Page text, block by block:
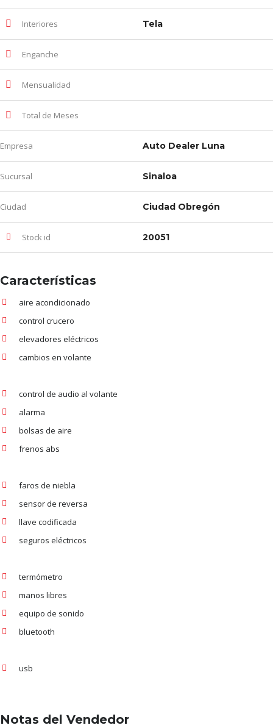
Interiores Tela
Enganche
Mensualidad
Total de Meses
Empresa Auto Dealer Luna
Sucursal Sinaloa
Ciudad Ciudad Obregón
Stock id 20051
Características
aire acondicionado
control crucero
elevadores eléctricos
cambios en volante
control de audio al volante
alarma
bolsas de aire
frenos abs
faros de niebla
sensor de reversa
llave codificada
seguros eléctricos
termómetro
manos libres
equipo de sonido
bluetooth
usb
Notas del Vendedor